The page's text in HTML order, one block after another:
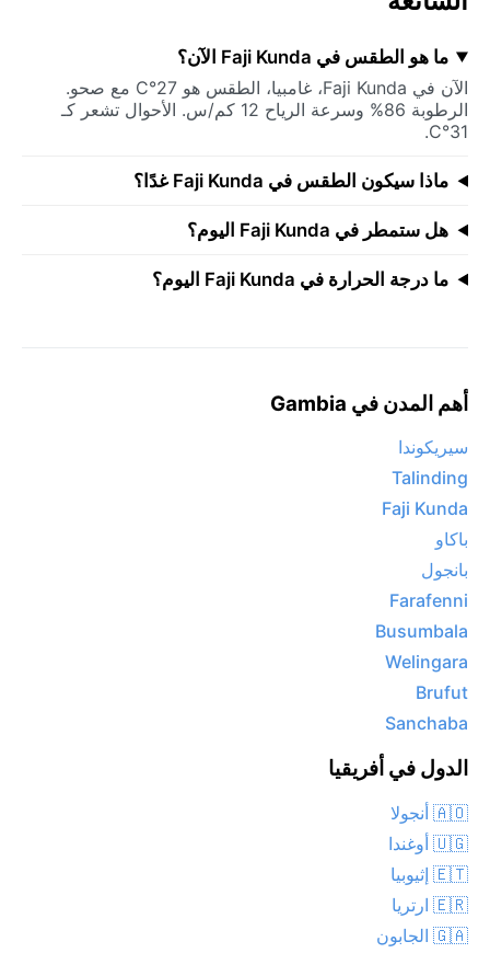
ما هو الطقس في Faji Kunda الآن؟
الآن في Faji Kunda، غامبيا، الطقس هو 27°C مع صحو.
الرطوبة 86% وسرعة الرياح 12 كم/س. الأحوال تشعر كـ
31°C.
ماذا سيكون الطقس في Faji Kunda غدًا؟
هل ستمطر في Faji Kunda اليوم؟
ما درجة الحرارة في Faji Kunda اليوم؟
أهم المدن في Gambia
سيريكوندا
Talinding
Faji Kunda
باكاو
بانجول
Farafenni
Busumbala
Welingara
Brufut
Sanchaba
الدول في أفريقيا
🇦🇴 أنجولا
🇺🇬 أوغندا
🇪🇹 إثيوبيا
🇪🇷 ارتريا
🇬🇦 الجابون